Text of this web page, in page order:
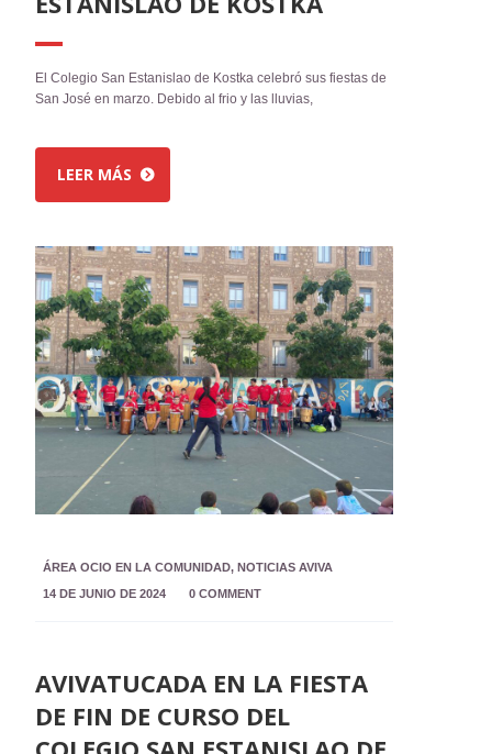
El Colegio San Estanislao de Kostka celebró sus fiestas de
San José en marzo. Debido al frio y las lluvias,
LEER MÁS
ÁREA OCIO EN LA COMUNIDAD,NOTICIAS AVIVA
14 DE JUNIO DE 2024
0 COMMENT
AVIVATUCADA EN LA FIESTA
DE FIN DE CURSO DEL